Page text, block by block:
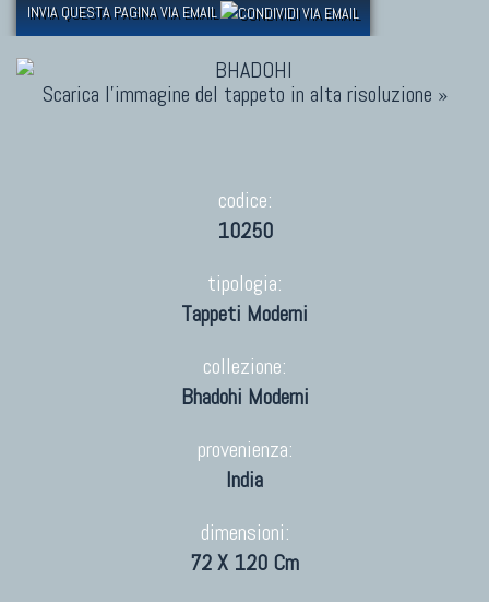
INVIA QUESTA PAGINA VIA EMAIL
Scarica l'immagine del tappeto in alta risoluzione »
codice:
10250
tipologia:
Tappeti Moderni
collezione:
Bhadohi Moderni
provenienza:
India
dimensioni:
72 X 120 Cm